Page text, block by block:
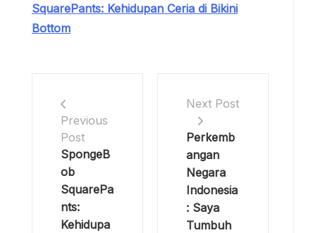
SquarePants: Kehidupan Ceria di Bikini
Bottom
Previous
Post
SpongeB
ob
SquarePa
nts:
Kehidupa
Next Post
Perkemb
angan
Negara
Indonesia
: Saya
Tumbuh